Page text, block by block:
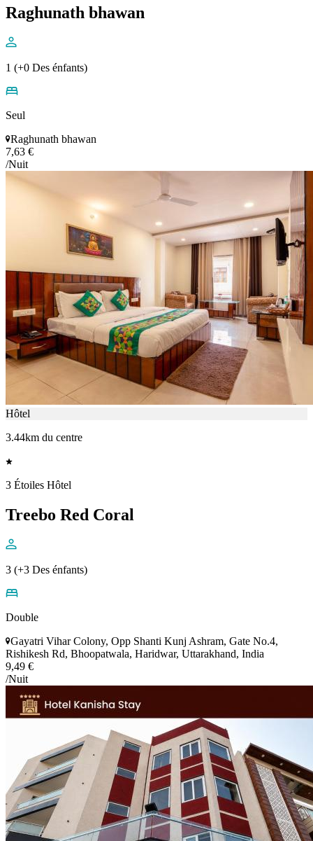
Raghunath bhawan
1 (+0 Des énfants)
Seul
Raghunath bhawan
7,63 €
/Nuit
Hôtel
3.44km du centre
3 Étoiles Hôtel
Treebo Red Coral
3 (+3 Des énfants)
Double
Gayatri Vihar Colony, Opp Shanti Kunj Ashram, Gate No.4,
Rishikesh Rd, Bhoopatwala, Haridwar, Uttarakhand, India
9,49 €
/Nuit